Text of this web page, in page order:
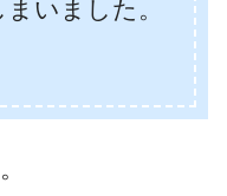
いました。